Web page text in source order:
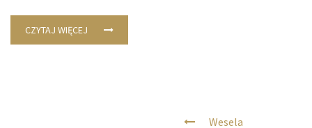
CZYTAJ WIĘCEJ
Wesela